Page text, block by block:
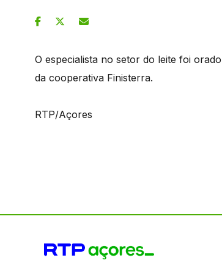
O especialista no setor do leite foi
da cooperativa Finisterra.
RTP/Açores